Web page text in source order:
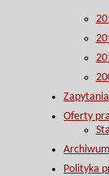
Oferty
Archiwum
Polityka